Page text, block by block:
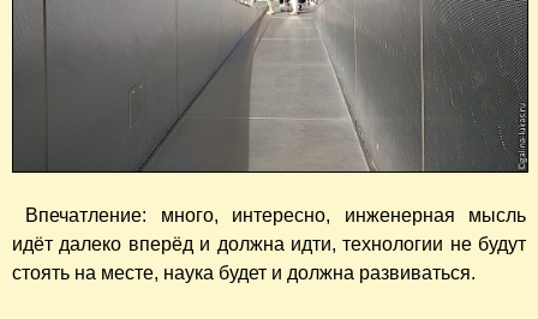
Впечатление: много, интересно, инженерная мысль
идёт далеко вперёд и должна идти, технологии не будут
стоять на месте, наука будет и должна развиваться.